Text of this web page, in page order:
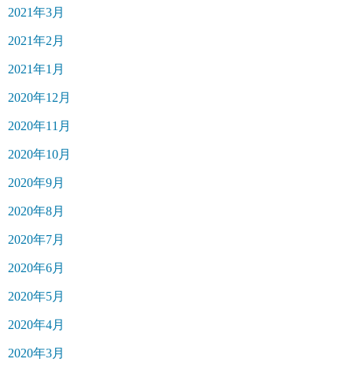
2021年3月
2021年2月
2021年1月
2020年12月
2020年11月
2020年10月
2020年9月
2020年8月
2020年7月
2020年6月
2020年5月
2020年4月
2020年3月